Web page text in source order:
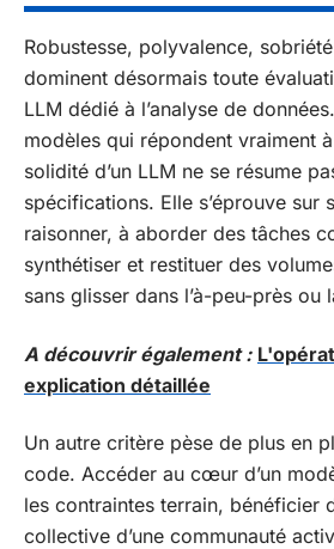
Robustesse, polyvalence,
dominent désormais toute
LLM dédié à l’analyse de
modèles qui répondent vraiment
solidité d’un LLM ne se résume
spécifications. Elle s’éprouve sur
raisonner, à aborder des tâches
synthétiser et restituer des
sans glisser dans l’à-peu-près ou
A découvrir également :
explication détaillée
Un autre critère pèse de plus en
code. Accéder au cœur d’un
les contraintes terrain, bénéficier
collective d’une communauté